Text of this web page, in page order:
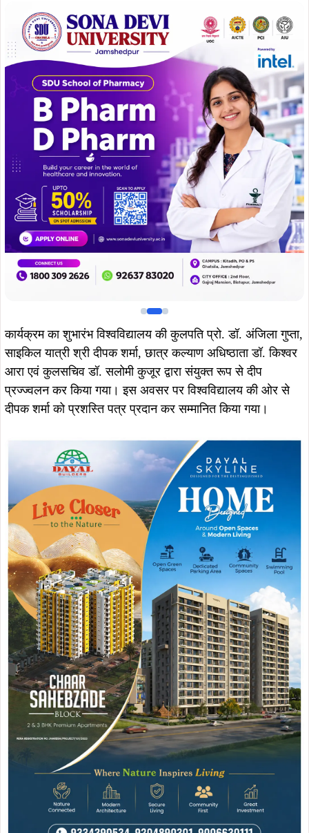
Join WhatsApp Join Now